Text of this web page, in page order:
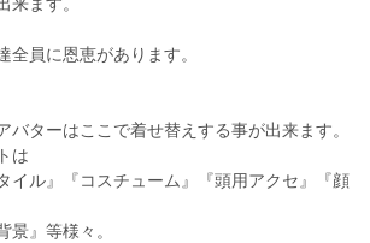
来ます。
全員に恩恵があります。
バターはここで着せ替えする事が出来ます。
は
イル』『コスチューム』『頭用アクセ』『顔
景』等様々。